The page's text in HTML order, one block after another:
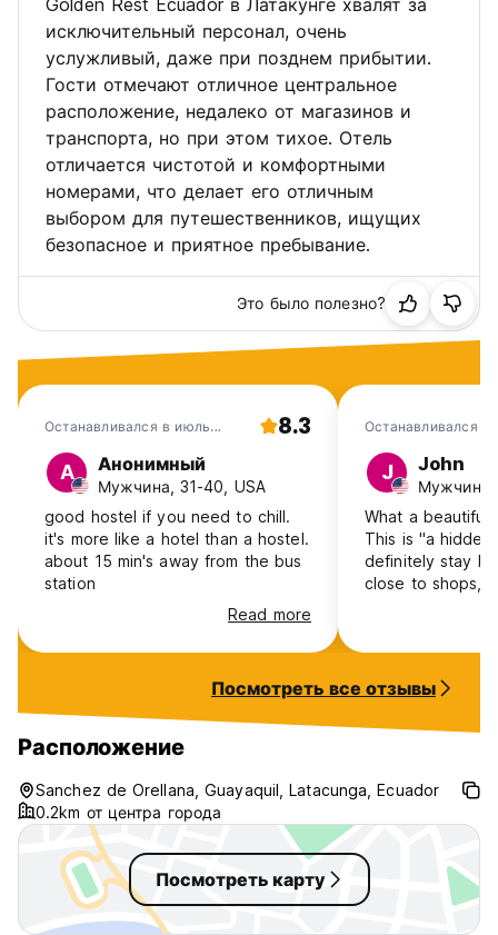
Golden Rest Ecuador в Латакунге хвалят за
исключительный персонал, очень
услужливый, даже при позднем прибытии.
Гости отмечают отличное центральное
расположение, недалеко от магазинов и
транспорта, но при этом тихое. Отель
отличается чистотой и комфортными
номерами, что делает его отличным
выбором для путешественников, ищущих
безопасное и приятное пребывание.
Это было полезно?
Останавливался в июль
8.3
А Анонимный
Мужчина, 31-40, USA
good hostel if you need to chill.
it's more like a hotel than a hostel.
about 15 min's away from the bus
station
Read more
Останавливался в
J John
Мужчина,
What a beautiful
This is "a hidden
definitely stay
close to shops,
breakfast,
views! I highly
Посмотреть все отзывы
Расположение
Sanchez de Orellana, Guayaquil, Latacunga, Ecuador
0.2km от центра города
Посмотреть карту